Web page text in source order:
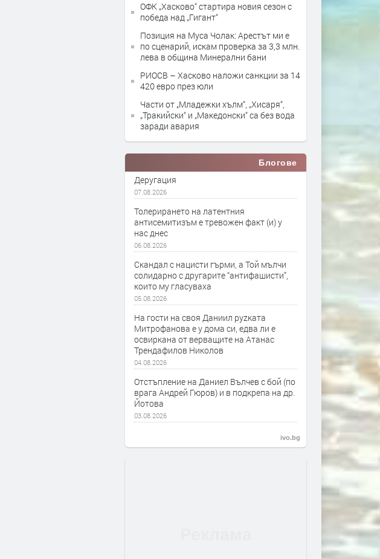
ОФК „Хасково“ стартира новия сезон с
победа над „Гигант“
Позиция на Муса Чолак: Арестът ми е
по сценарий, искам проверка за 3,3 млн.
лева в община Минерални бани
РИОСВ – Хасково наложи санкции за 14
420 евро през юли
Части от „Младежки хълм“, „Хисаря“,
„Тракийски“ и „Македонски“ са без вода
заради авария
Блогове
Деругация
07.08.2026
Толерирането на латентния
антисемитизъм е тревожен факт (и) у
нас днес
06.08.2026
Скандал с нацисти гърми, а Той мълчи
солидарно с другарите “антифашисти”,
които му гласуваха
05.08.2026
На гости на своя Даниил руzката
Митрофанова е у дома си, едва ли е
освиркана от верващите на Атанас
Трендафилов Николов
04.08.2026
Отстъпление на Даниел Вълчев с бой (по
врага Андрей Гюров) и в подкрепа на др.
Йотова
03.08.2026
ivo.bg